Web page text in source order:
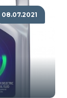
08.07.2021